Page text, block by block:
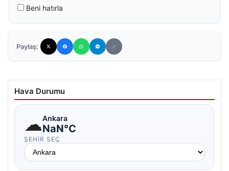
Beni hatırla
Paylaş:
Hava Durumu
☁Ankara
NaN°C
ŞEHIR SEÇ